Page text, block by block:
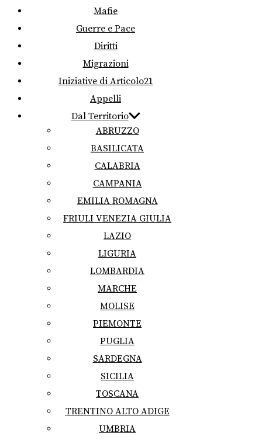
Mafie
Guerre e Pace
Diritti
Migrazioni
Iniziative di Articolo21
Appelli
Dal Territorio
ABRUZZO
BASILICATA
CALABRIA
CAMPANIA
EMILIA ROMAGNA
FRIULI VENEZIA GIULIA
LAZIO
LIGURIA
LOMBARDIA
MARCHE
MOLISE
PIEMONTE
PUGLIA
SARDEGNA
SICILIA
TOSCANA
TRENTINO ALTO ADIGE
UMBRIA